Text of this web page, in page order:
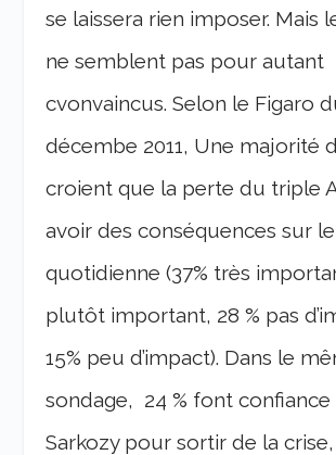
se laissera rien imposer. Mais
ne semblent pas pour autant
cvonvaincus. Selon le Figaro
décembe 2011, Une majorité
croient que la perte du triple
avoir des conséquences sur
quotidienne (37% très
plutôt important, 28 % pas
15% peu d’impact). Dans le
sondage, 24 % font confiance
Sarkozy pour sortir de la